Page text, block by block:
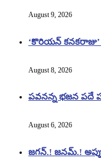
August 9, 2026
‘కొరియన్
August 8, 2026
పవనన్న భజన పదే
August 6, 2026
జగన్.! జనమ్.!